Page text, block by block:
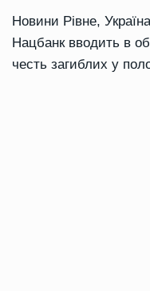
Новини Рівне, Україна
Нацбанк вводить в
честь загиблих у